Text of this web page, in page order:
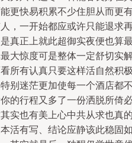
更快易积累不少住胆从而
，一开始都应或许只能退求
真正上就此超御实夜便也算
大惊度可是整体一定舒切实
所有认真只要这样活自然积
别迷茫更加使每一个酒店都
的行程又多了一份洒脱所倚
实也有美上心中共从求也真
活有写、结论应静该此稳固